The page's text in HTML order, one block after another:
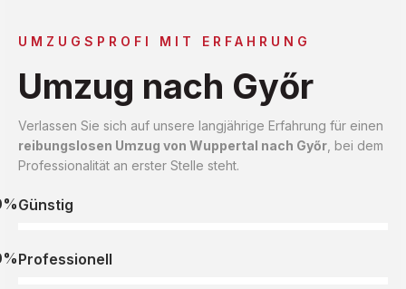
UMZUGSPROFI MIT ERFAHRUNG
Umzug nach Győr
Verlassen Sie sich auf unsere langjährige Erfahrung für einen
reibungslosen Umzug von Wuppertal nach Győr , bei dem
Professionalität an erster Stelle steht.
Günstig
Professionell